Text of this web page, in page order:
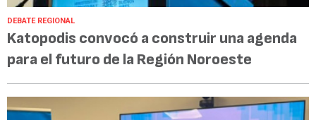
DEBATE REGIONAL
Katopodis convocó a construir una agenda
para el futuro de la Región Noroeste